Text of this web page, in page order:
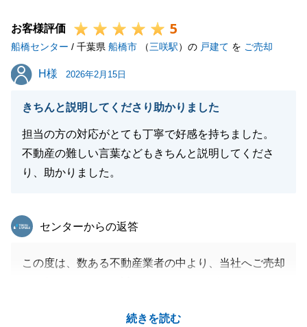
この度は誠に有難うございました。
お客様評価 5
船橋センター / 千葉県 船橋市 （三咲駅）の 戸建て を ご売却
H様
H様 2026年2月15日
きちんと説明してくださり助かりました
担当の方の対応がとても丁寧で好感を持ちました。
不動産の難しい言葉などもきちんと説明してくださ
り、助かりました。
続きを読む
東急リバブル
センターからの返答
この度は、数ある不動産業者の中より、当社へご売却
ることができました。